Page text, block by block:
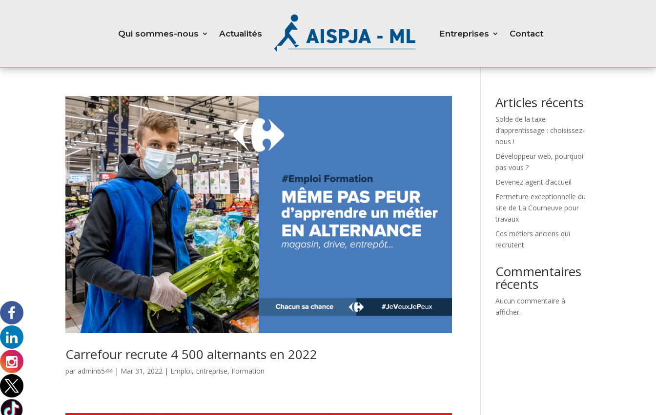
Qui sommes-nous Actualités Entreprises Contact
Carrefour recrute 4 500 alternants en 2022
par admin6544 | Mar 31, 2022 | Emploi, Entreprise, Formation
Articles récents
Solde de la taxe
d’apprentissage : choisissez-
nous !
Développeur web, pourquoi
pas vous ?
Devenez agent d’accueil
Fermeture exceptionnelle du
site de La Courneuve pour
travaux
Ces métiers anciens qui
recrutent
Commentaires
récents
Aucun commentaire à
afficher.